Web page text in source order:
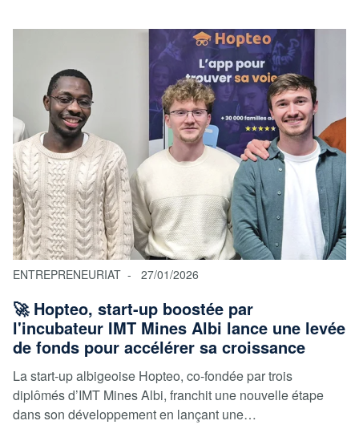
ENTREPRENEURIAT 27/01/2026
🚀 Hopteo, start-up boostée par
l'incubateur IMT Mines Albi lance une levée
de fonds pour accélérer sa croissance
La start‑up albigeoise Hopteo, co‑fondée par trois
diplômés d’IMT Mines Albi, franchit une nouvelle étape
dans son développement en lançant une…